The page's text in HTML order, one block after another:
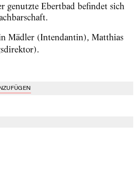
genutzte Ebertbad befindet sich
Mädler (Intendantin), Matthias